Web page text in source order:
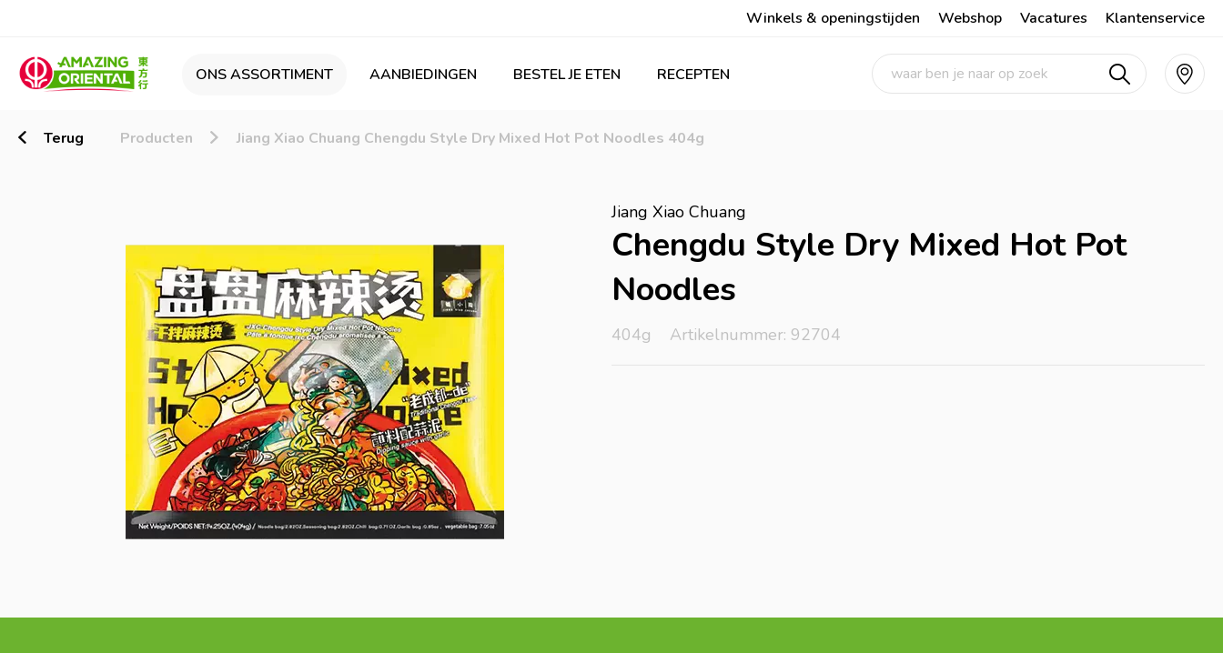
Winkels & openingstijden Webshop Vacatures Klantenservice
ONS ASSORTIMENT AANBIEDINGEN BESTEL JE ETEN RECEPTEN
Terug Producten Jiang Xiao Chuang Chengdu Style Dry Mixed Hot Pot Noodles 404g
Jiang Xiao Chuang
Chengdu Style Dry Mixed Hot Pot
Noodles
404g Artikelnummer: 92704